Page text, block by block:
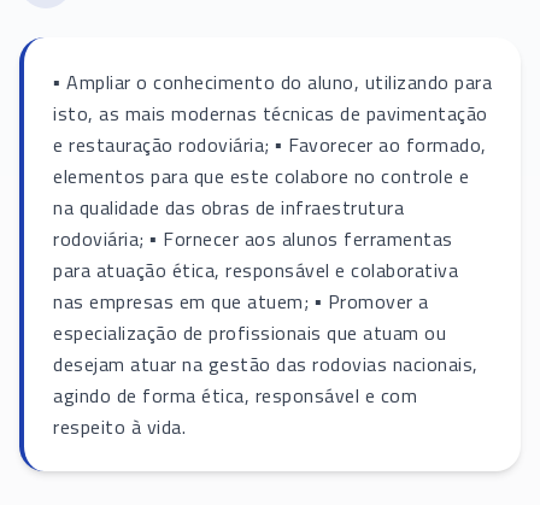
▪ Ampliar o conhecimento do aluno, utilizando para
isto, as mais modernas técnicas de pavimentação
e restauração rodoviária; ▪ Favorecer ao formado,
elementos para que este colabore no controle e
na qualidade das obras de infraestrutura
rodoviária; ▪ Fornecer aos alunos ferramentas
para atuação ética, responsável e colaborativa
nas empresas em que atuem; ▪ Promover a
especialização de profissionais que atuam ou
desejam atuar na gestão das rodovias nacionais,
agindo de forma ética, responsável e com
respeito à vida.